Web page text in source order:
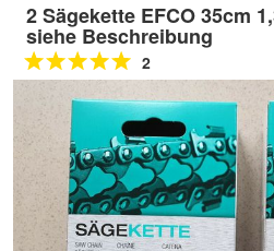
2 Sägekette EFCO 35cm
siehe Beschreibung
2